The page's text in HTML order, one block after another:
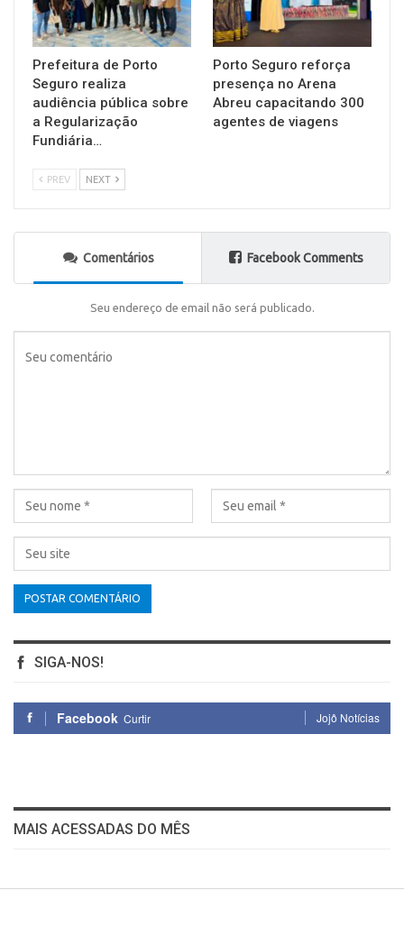
Prefeitura de Porto
Seguro realiza
audiência pública sobre
a Regularização
Fundiária…
Porto Seguro reforça
presença no Arena
Abreu capacitando 300
agentes de viagens
PREV NEXT
Comentários Facebook Comments
Seu endereço de email não será publicado.
SIGA-NOS!
Facebook Curtir Jojô Notícias
MAIS ACESSADAS DO MÊS